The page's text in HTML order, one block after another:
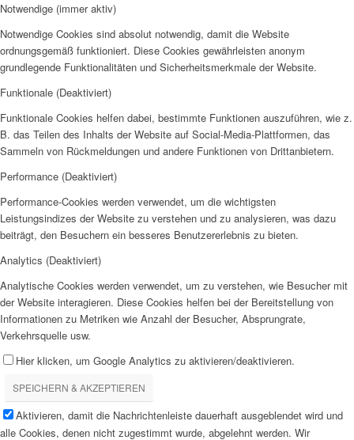
Notwendige (immer aktiv)
Notwendige Cookies sind absolut notwendig, damit die Website
ordnungsgemäß funktioniert. Diese Cookies gewährleisten anonym
grundlegende Funktionalitäten und Sicherheitsmerkmale der Website.
Funktionale (Deaktiviert)
Funktionale Cookies helfen dabei, bestimmte Funktionen auszuführen, wie z.
B. das Teilen des Inhalts der Website auf Social-Media-Plattformen, das
Sammeln von Rückmeldungen und andere Funktionen von Drittanbietern.
Performance (Deaktiviert)
Performance-Cookies werden verwendet, um die wichtigsten
Leistungsindizes der Website zu verstehen und zu analysieren, was dazu
beiträgt, den Besuchern ein besseres Benutzererlebnis zu bieten.
Analytics (Deaktiviert)
Analytische Cookies werden verwendet, um zu verstehen, wie Besucher mit
der Website interagieren. Diese Cookies helfen bei der Bereitstellung von
Informationen zu Metriken wie Anzahl der Besucher, Absprungrate,
Verkehrsquelle usw.
Hier klicken, um Google Analytics zu aktivieren/deaktivieren.
SPEICHERN & AKZEPTIEREN
Aktivieren, damit die Nachrichtenleiste dauerhaft ausgeblendet wird und
alle Cookies, denen nicht zugestimmt wurde, abgelehnt werden. Wir